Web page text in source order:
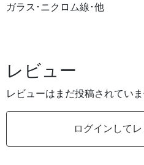
ガラス･ニクロム線･他
レビュー
レビューはまだ投稿されてい
ログインして